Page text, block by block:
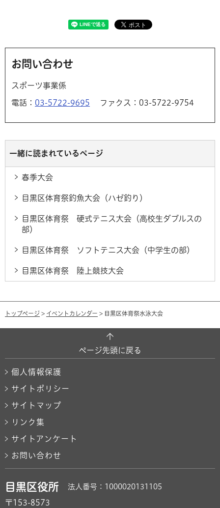
お問い合わせ
スポーツ事業係
電話： 03-5722-9695 ファクス：03-5722-9754
一緒に読まれているページ
春季大会
目黒区体育祭釣魚大会（ハゼ釣り）
目黒区体育祭 硬式テニス大会（高校生ダブルスの
部）
目黒区体育祭 ソフトテニス大会（中学生の部）
目黒区体育祭 陸上競技大会
トップページ > イベントカレンダー > 目黒区体育祭水泳大会
ページ先頭に戻る
個人情報保護
サイトポリシー
サイトマップ
リンク集
サイトアンケート
お問い合わせ
目黒区役所 法人番号：1000020131105
〒153-8573